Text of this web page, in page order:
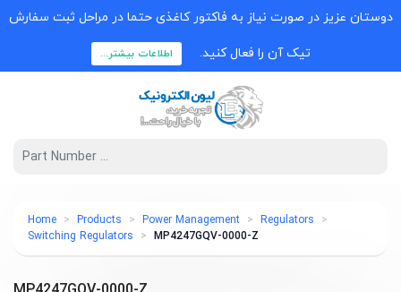
دوستان عزیز در صورت نیاز به فاکتور کاغذی حتما در مراحل ثبت سفارش
تیک آن را فعال کنید. اطلاعات بیشتر...
Home Products Power Management
Regulators
Switching Regulators
MP4247GQV-0000-Z